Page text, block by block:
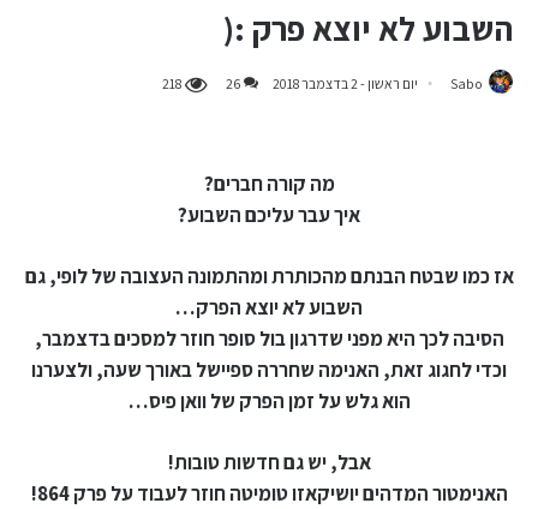
השבוע לא יוצא פרק :(
Sabo יום ראשון - 2 בדצמבר 2018 26
218
מה קורה חברים?
איך עבר עליכם השבוע?
אז כמו שבטח הבנתם מהכותרת ומהתמונה העצובה של לופי, גם
השבוע לא יוצא הפרק…
הסיבה לכך היא מפני שדרגון בול סופר חוזר למסכים בדצמבר,
וכדי לחגוג זאת, האנימה שחררה ספיישל באורך שעה, ולצערנו
הוא גלש על זמן הפרק של וואן פיס…
אבל, יש גם חדשות טובות!
האנימטור המדהים יושיקאזו טומיטה חוזר לעבוד על פרק 864!